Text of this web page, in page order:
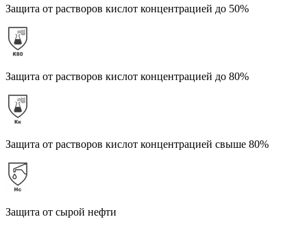
Защита от растворов кислот концентрацией до 50%
Защита от растворов кислот концентрацией до 80%
Защита от растворов кислот концентрацией свыше 80%
Защита от сырой нефти